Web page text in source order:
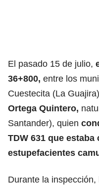
El pasado 15 de julio,
36+800, entre los
Cuestecita (La
Ortega Quintero,
Santander), quien
TDW 631 que
estupefacientes
Durante la inspección,